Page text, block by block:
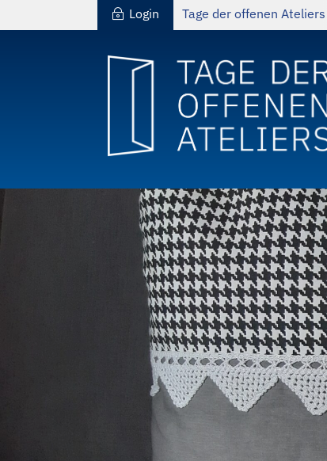
Login Tage der offenen Ateliers